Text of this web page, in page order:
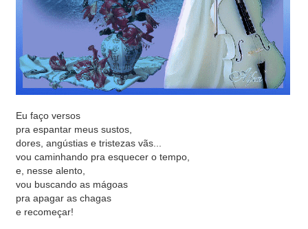
Eu faço versos
pra espantar meus sustos,
dores, angústias e tristezas vãs...
vou caminhando pra esquecer o tempo,
e, nesse alento,
vou buscando as mágoas
pra apagar as chagas
e recomeçar!